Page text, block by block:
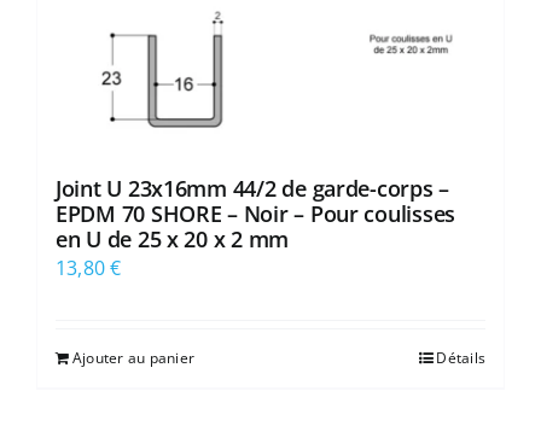
Joint U 23x16mm 44/2 de garde-corps –
EPDM 70 SHORE – Noir – Pour coulisses
en U de 25 x 20 x 2 mm
13,80€
Ajouter au panier Détails